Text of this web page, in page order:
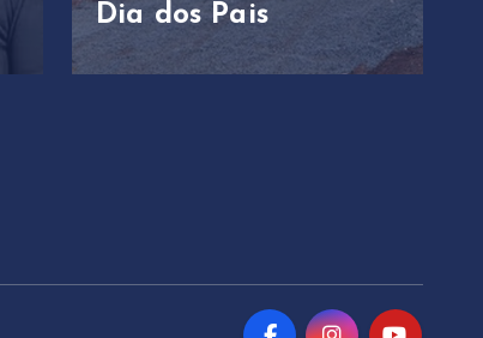
Dia dos Pais